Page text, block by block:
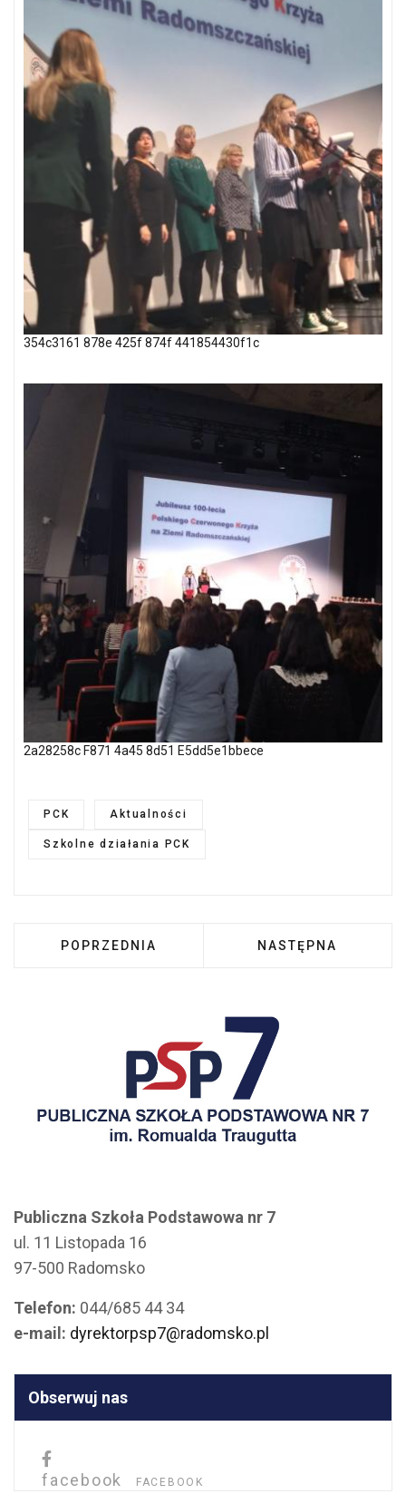
354c3161 878e 425f 874f 441854430f1c
2a28258c F871 4a45 8d51 E5dd5e1bbece
PCK Aktualności
Szkolne działania PCK
POPRZEDNIA STRONA: PODSUMOWANIE
POPRZEDNIA NASTĘPNA
NASTĘPNA
Publiczna Szkoła Podstawowa nr 7
ul. 11 Listopada 16
97-500 Radomsko
Telefon: 044/685 44 34
e-mail: dyrektorpsp7@radomsko.pl
Obserwuj nas
facebook FACEBOOK